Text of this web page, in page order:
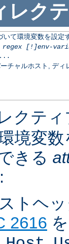
レク
いて環境変数を設定
[!]env-
チャルホスト, ディ
クテ
境変
きる
トヘ
2616